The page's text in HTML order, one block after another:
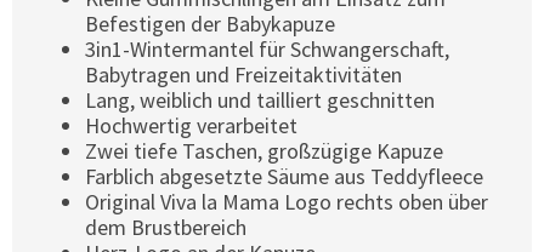
Befestigen der Babykapuze
3in1-Wintermantel für Schwangerschaft,
Babytragen und Freizeitaktivitäten
Lang, weiblich und tailliert geschnitten
Hochwertig verarbeitet
Zwei tiefe Taschen, großzügige Kapuze
Farblich abgesetzte Säume aus Teddyfleece
Original Viva la Mama Logo rechts oben über
dem Brustbereich